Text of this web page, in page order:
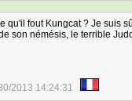
qu'il fout Kungcat ? Je suis
son némésis, le terrible
2013 14:24:31